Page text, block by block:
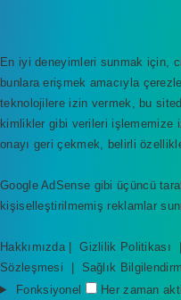
En iyi deneyimleri sunmak için,
bunlara erişmek amacıyla
teknolojilere izin vermek, bu
kimlikler gibi verileri işlememize
onayı geri çekmek, belirli
Google AdSense gibi üçüncü
kişiselleştirilmemiş reklamlar
Hakkımızda |Gizlilik Politikası
Sözleşmesi
Sağlık
Fonksiyonel
F
Her zaman